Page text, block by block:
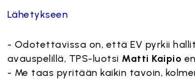
Lähetykseen
- Odotettavissa on, että EV pyrkii
avauspelillä, TPS-luotsi Matti Kaipio
- Me taas pyritään kaikin tavoin,